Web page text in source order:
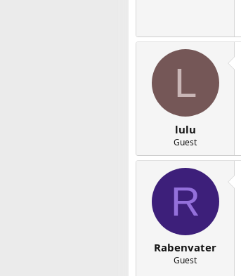
L
lulu
Guest
R
Rabenvater
Guest